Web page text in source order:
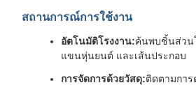
สถานการณ์การใช้งาน
อัตโนมัติโรงงาน:ค้นพบชิ้นส่วน
แขนหุ่นยนต์ และเส้นประกอบ
การจัดการด้วยวัสดุ:ติดตามการ